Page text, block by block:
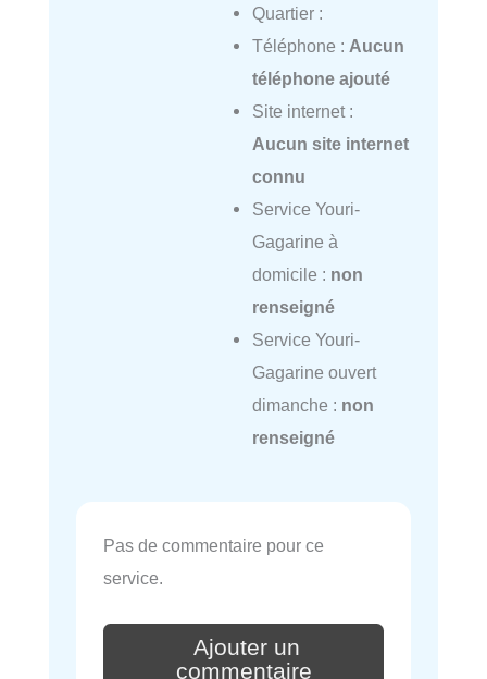
Quartier :
Téléphone : Aucun
téléphone ajouté
Site internet :
Aucun site internet
connu
Service Youri-
Gagarine à
domicile : non
renseigné
Service Youri-
Gagarine ouvert
dimanche : non
renseigné
Pas de commentaire pour ce
service.
Ajouter un
commentaire